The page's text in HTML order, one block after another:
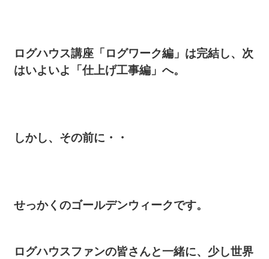
ログハウス講座「ログワーク編」は完結し、次
はいよいよ「仕上げ工事編」へ。
しかし、その前に・・
せっかくのゴールデンウィークです。
ログハウスファンの皆さんと一緒に、少し世界